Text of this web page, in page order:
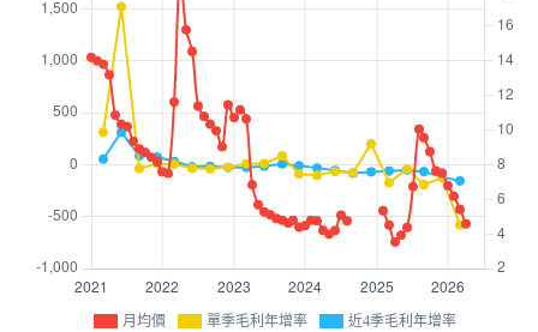
月均價 單季毛利年增率 近4季毛利年增率